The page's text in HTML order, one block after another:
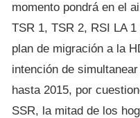
momento pondrá en el
TSR 1, TSR 2, RSI LA
plan de migración a la
intención de
hasta 2015, por
SSR, la mitad de los